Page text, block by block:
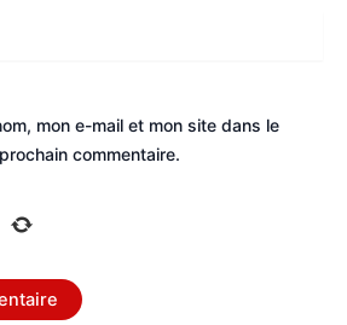
mon e-mail et mon site dans le
commentaire.